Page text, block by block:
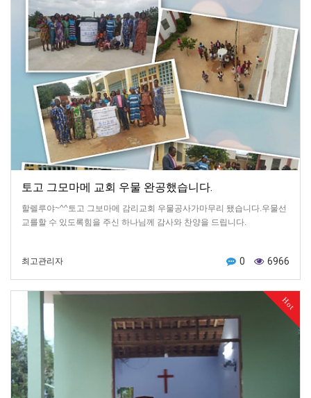
토고 그모마메 교회 우물 완공했습니다.
할렐루야~^^토고 그보마메 감리교회 우물공사가마무리 됐습니다.우물선
교를할 수 있도록힘을 주신 하나님께 감사와 찬양을 드립니다.
최고관리자 0 6966
Hot